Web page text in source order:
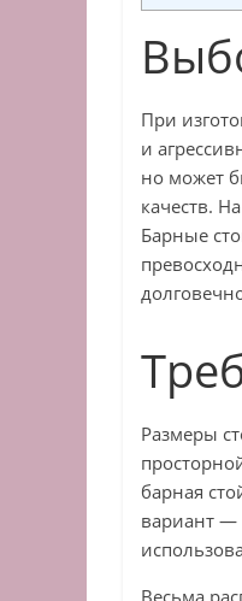
При
и
но может
качеств.
Барные
Размеры
барная
вариант —